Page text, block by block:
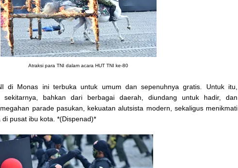
Atraksi para TNI dalam acara HUT TNI ke-80
di Monas ini terbuka untuk umum dan sepenuhnya gratis. Untuk itu,
sekitarnya, bahkan dari berbagai daerah, diundang untuk hadir, dan
parade pasukan, kekuatan alutsista modern, sekaligus menikmati
pusat ibu kota. *(Dispenad)*